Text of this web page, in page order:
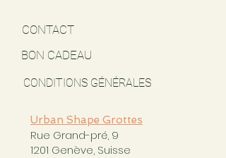
CONTACT
BON CADEAU
CONDITIONS GÉNÉRALES
Urban Shape Grottes
Rue Grand-pré, 9
1201 Genève, Suisse